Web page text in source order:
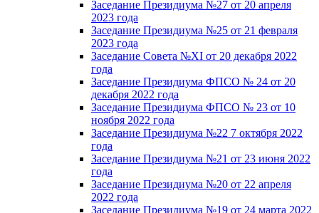
Заседание Президиума №27 от 20 апреля
2023 года
Заседание Президиума №25 от 21 февраля
2023 года
Заседание Совета №XI от 20 декабря 2022
года
Заседание Президиума ФПСО № 24 от 20
декабря 2022 года
Заседание Президиума ФПСО № 23 от 10
ноября 2022 года
Заседание Президиума №22 7 октября 2022
года
Заседание Президиума №21 от 23 июня 2022
года
Заседание Президиума №20 от 22 апреля
2022 года
Заседание Президиума №19 от 24 марта 2022